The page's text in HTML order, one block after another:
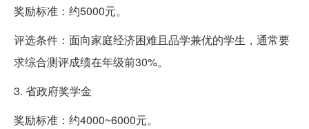
奖励标准：约5000元。
评选条件：面向家庭经济困难且品学兼优的学生，通常要
求综合测评成绩在年级前30%。
3. 省政府奖学金
奖励标准：约4000~6000元。